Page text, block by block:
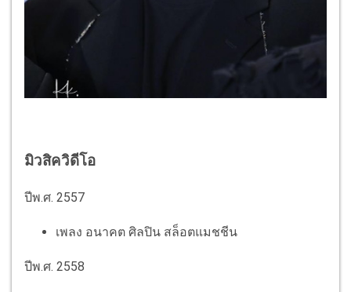
มิวสิควิดีโอ
ปีพ.ศ. 2557
เพลง อนาคต ศิลปิน สล็อตแมชชีน
ปีพ.ศ. 2558